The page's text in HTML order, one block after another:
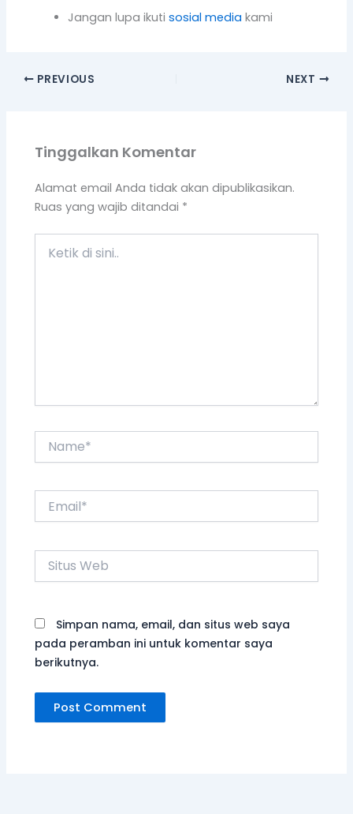
Jangan lupa ikutisosial media kami
PREVIOUS NEXT
Tinggalkan Komentar
Alamat email Anda tidak akan dipublikasikan.
Ruas yang wajib ditandai *
Situs
Web
Simpan nama, email, dan situs web saya
pada peramban ini untuk komentar saya
berikutnya.